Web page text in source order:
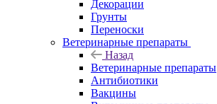
Декорации
Грунты
Переноски
Ветеринарные препараты
Назад
Ветеринарные препараты
Антибиотики
Вакцины